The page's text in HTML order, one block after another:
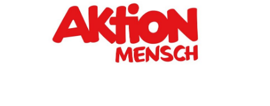
Es folgt eine Liste der Service-Gruppen, für die
Essenziell
Externe Medien
Speichern